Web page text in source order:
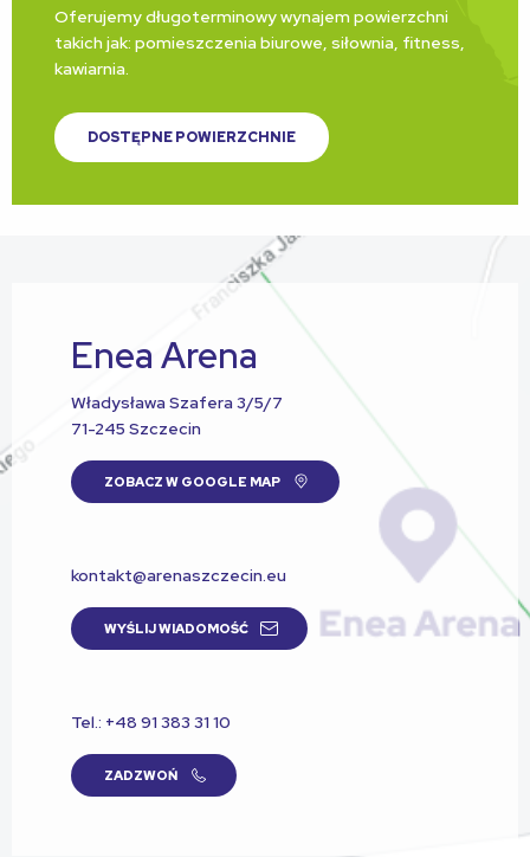
Oferujemy długoterminowy wynajem powierzchni
takich jak: pomieszczenia biurowe, siłownia, fitness,
kawiarnia.
DOSTĘPNE POWIERZCHNIE
Enea Arena
Władysława Szafera 3/5/7
71-245 Szczecin
ZOBACZ W GOOGLE MAP
kontakt@arenaszczecin.eu
WYŚLIJ WIADOMOŚĆ
Tel.: +48 91 383 31 10
ZADZWOŃ